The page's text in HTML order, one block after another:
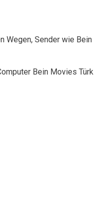
Wegen, Sender wie Bein
Bein Movies Türk